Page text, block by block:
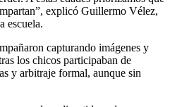
explicó Guillermo Vélez,
escuela.
capturando imágenes y
los chicos participaban de
y arbitraje formal, aunque sin